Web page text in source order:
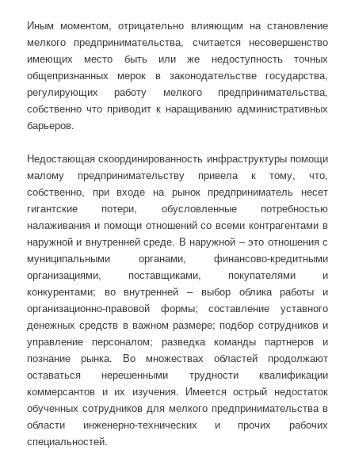
Иным моментом, отрицательно влияющим на становление
мелкого предпринимательства, считается несовершенство
имеющих место быть или же недоступность точных
общепризнанных мерок в законодательстве государства,
регулирующих работу мелкого предпринимательства,
собственно что приводит к наращиванию административных
барьеров.
Недостающая скоординированность инфраструктуры помощи
малому предпринимательству привела к тому, что,
собственно, при входе на рынок предприниматель несет
гигантские потери, обусловленные потребностью
налаживания и помощи отношений со всеми контрагентами в
наружной и внутренней среде. В наружной – это отношения с
муниципальными органами, финансово-кредитными
организациями, поставщиками, покупателями и
конкурентами; во внутренней – выбор облика работы и
организационно-правовой формы; составление уставного
денежных средств в важном размере; подбор сотрудников и
управление персоналом; разведка команды партнеров и
познание рынка. Во множествах областей продолжают
оставаться нерешенными трудности квалификации
коммерсантов и их изучения. Имеется острый недостаток
обученных сотрудников для мелкого предпринимательства в
области инженерно-технических и прочих рабочих
специальностей.